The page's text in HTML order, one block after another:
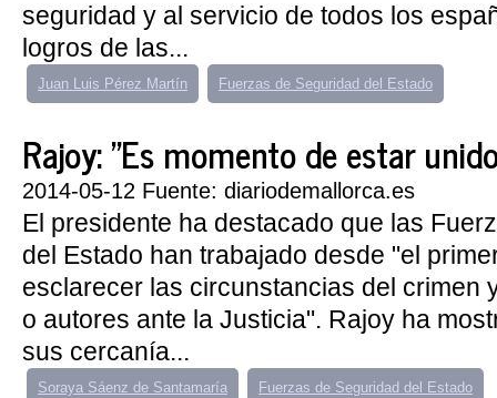
seguridad y al servicio de todos los
logros de las...
Juan Luis Pérez Martín Fuerzas de Seguridad del Estado
Rajoy: "Es momento de estar
2014-05-12 Fuente: diariodemallorca.es
El presidente ha destacado que las
del Estado han trabajado desde "el
esclarecer las circunstancias del crimen
o autores ante la Justicia". Rajoy ha
sus cercanía...
Soraya Sáenz de Santamaría Fuerzas de Seguridad del Estado